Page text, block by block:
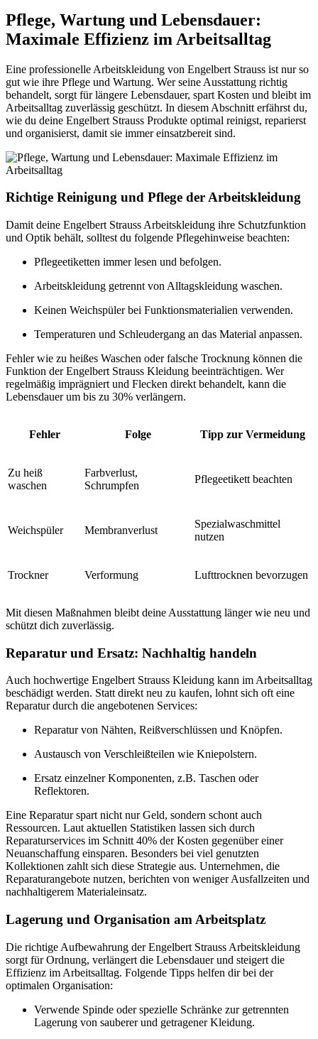
Pflege, Wartung und Lebensdauer:
Maximale Effizienz im Arbeitsalltag
Eine professionelle Arbeitskleidung von Engelbert Strauss ist nur so
gut wie ihre Pflege und Wartung. Wer seine Ausstattung richtig
behandelt, sorgt für längere Lebensdauer, spart Kosten und bleibt im
Arbeitsalltag zuverlässig geschützt. In diesem Abschnitt erfährst du,
wie du deine Engelbert Strauss Produkte optimal reinigst, reparierst
und organisierst, damit sie immer einsatzbereit sind.
Richtige Reinigung und Pflege der Arbeitskleidung
Damit deine Engelbert Strauss Arbeitskleidung ihre Schutzfunktion
und Optik behält, solltest du folgende Pflegehinweise beachten:
Pflegeetiketten immer lesen und befolgen.
Arbeitskleidung getrennt von Alltagskleidung waschen.
Keinen Weichspüler bei Funktionsmaterialien verwenden.
Temperaturen und Schleudergang an das Material anpassen.
Fehler wie zu heißes Waschen oder falsche Trocknung können die
Funktion der Engelbert Strauss Kleidung beeinträchtigen. Wer
regelmäßig imprägniert und Flecken direkt behandelt, kann die
Lebensdauer um bis zu 30% verlängern.
Fehler Folge Tipp zur Vermeidung
Zu heiß
waschen
Farbverlust,
Schrumpfen
Pflegeetikett beachten
Weichspüler Membranverlust
Spezialwaschmittel
nutzen
Trockner Verformung Lufttrocknen bevorzugen
Mit diesen Maßnahmen bleibt deine Ausstattung länger wie neu und
schützt dich zuverlässig.
Reparatur und Ersatz: Nachhaltig handeln
Auch hochwertige Engelbert Strauss Kleidung kann im Arbeitsalltag
beschädigt werden. Statt direkt neu zu kaufen, lohnt sich oft eine
Reparatur durch die angebotenen Services:
Reparatur von Nähten, Reißverschlüssen und Knöpfen.
Austausch von Verschleißteilen wie Kniepolstern.
Ersatz einzelner Komponenten, z.B. Taschen oder
Reflektoren.
Eine Reparatur spart nicht nur Geld, sondern schont auch
Ressourcen. Laut aktuellen Statistiken lassen sich durch
Reparaturservices im Schnitt 40% der Kosten gegenüber einer
Neuanschaffung einsparen. Besonders bei viel genutzten
Kollektionen zahlt sich diese Strategie aus. Unternehmen, die
Reparaturangebote nutzen, berichten von weniger Ausfallzeiten und
nachhaltigerem Materialeinsatz.
Lagerung und Organisation am Arbeitsplatz
Die richtige Aufbewahrung der Engelbert Strauss Arbeitskleidung
sorgt für Ordnung, verlängert die Lebensdauer und steigert die
Effizienz im Arbeitsalltag. Folgende Tipps helfen dir bei der
optimalen Organisation:
Verwende Spinde oder spezielle Schränke zur getrennten
Lagerung von sauberer und getragener Kleidung.